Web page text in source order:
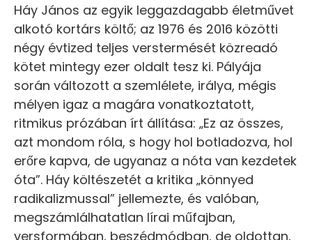
Háy János az egyik leggazdagabb életművet
alkotó kortárs költő; az 1976 és 2016 közötti
négy évtized teljes verstermését közreadó
kötet mintegy ezer oldalt tesz ki. Pályája
során változott a szemlélete, irálya, mégis
mélyen igaz a magára vonatkoztatott,
ritmikus prózában írt állítása: „Ez az összes,
azt mondom róla, s hogy hol botladozva, hol
erőre kapva, de ugyanaz a nóta van kezdetek
óta”. Háy költészetét a kritika „könnyed
radikalizmussal” jellemezte, és valóban,
megszámlálhatatlan lírai műfajban,
versformában, beszédmódban, de oldottan,